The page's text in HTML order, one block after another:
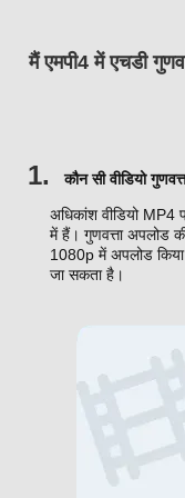
मैं एमपी4 में एचडी
1.
कौन सी वीडियो
अधिकांश वीडियो
में हैं। गुणवत्ता अपलोड
1080p में अपलोड किया
जा सकता है।